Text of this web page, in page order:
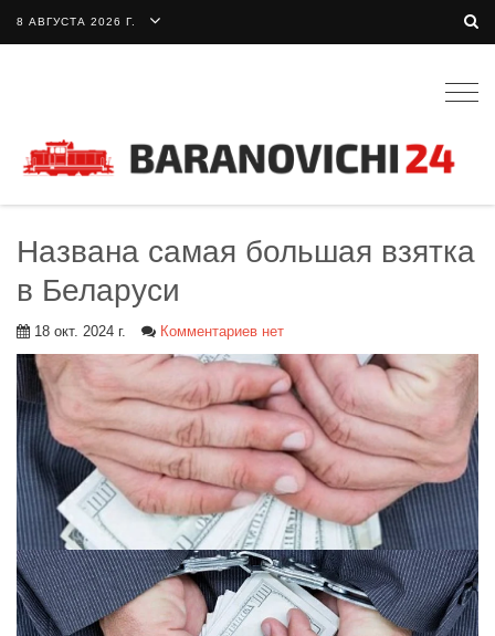
8 АВГУСТА 2026 Г.
Названа самая большая взятка
в Беларуси
18 окт. 2024 г. Комментариев нет